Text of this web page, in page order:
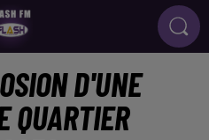
D'UNE
QUARTIER